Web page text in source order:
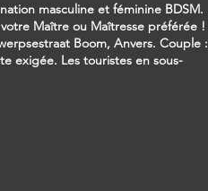
masculine et féminine BDSM.
Maître ou Maîtresse préférée !
Boom, Anvers. Couple :
exigée. Les touristes en sous-